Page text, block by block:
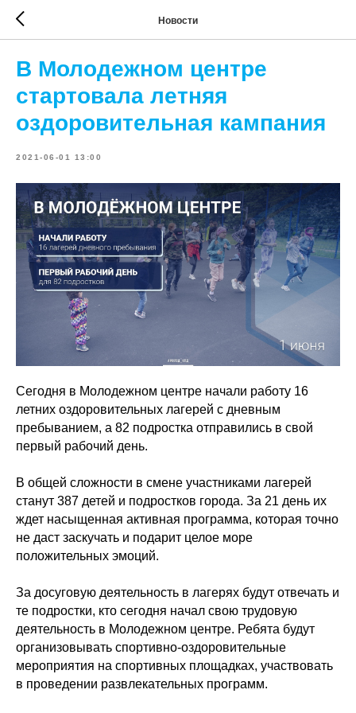
Новости
В Молодежном центре
стартовала летняя
оздоровительная кампания
2021-06-01 13:00
Сегодня в Молодежном центре начали работу 16
летних оздоровительных лагерей с дневным
пребыванием, а 82 подростка отправились в свой
первый рабочий день.
В общей сложности в смене участниками лагерей
станут 387 детей и подростков города. За 21 день их
ждет насыщенная активная программа, которая точно
не даст заскучать и подарит целое море
положительных эмоций.
За досуговую деятельность в лагерях будут отвечать и
те подростки, кто сегодня начал свою трудовую
деятельность в Молодежном центре. Ребята будут
организовывать спортивно-оздоровительные
мероприятия на спортивных площадках, участвовать
в проведении развлекательных программ.